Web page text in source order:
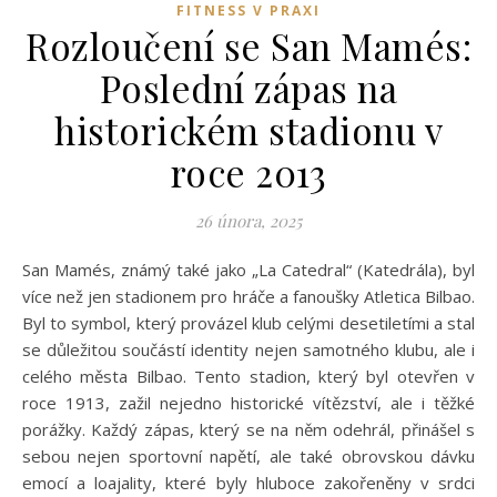
FITNESS V PRAXI
Rozloučení se San Mamés:
Poslední zápas na
historickém stadionu v
roce 2013
26 února, 2025
San Mamés, známý také jako „La Catedral“ (Katedrála), byl
více než jen stadionem pro hráče a fanoušky Atletica Bilbao.
Byl to symbol, který provázel klub celými desetiletími a stal
se důležitou součástí identity nejen samotného klubu, ale i
celého města Bilbao. Tento stadion, který byl otevřen v
roce 1913, zažil nejedno historické vítězství, ale i těžké
porážky. Každý zápas, který se na něm odehrál, přinášel s
sebou nejen sportovní napětí, ale také obrovskou dávku
emocí a loajality, které byly hluboce zakořeněny v srdci